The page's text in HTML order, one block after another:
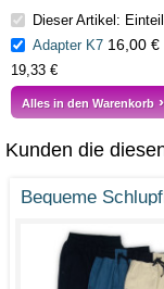
Dieser Artikel:
Adapter K7 16,00 €
19,33 €
Alles in den Warenkorb
Kunden die
Bequeme Schlupfhose ISI aus